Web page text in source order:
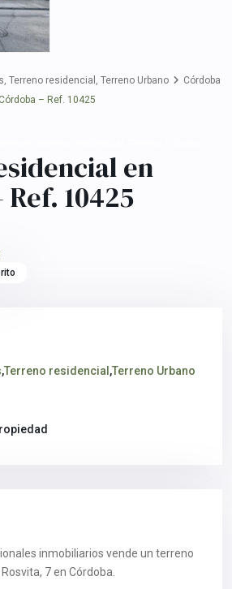
, Terreno residencial , Terreno Urbano
Córdoba
– Ref. 10425
en
10425
,Terreno residencial ,Terreno Urbano
inmobiliarios vende un terreno
7 en Córdoba.